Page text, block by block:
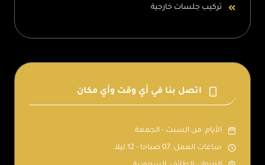
تركيب جلسات خارجية
اتصل بنا في أي وقت وأي مكان
الأيام: من السبت - الجمعة.
ساعات العمل: 07 صباحا - 12 ليلا.